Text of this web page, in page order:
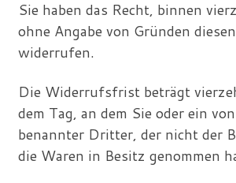
Sie haben das Recht, binnen
ohne Angabe von Gründen
widerrufen.
Die Widerrufsfrist beträgt
dem Tag, an dem Sie oder ein
benannter Dritter, der nicht der
die Waren in Besitz genommen